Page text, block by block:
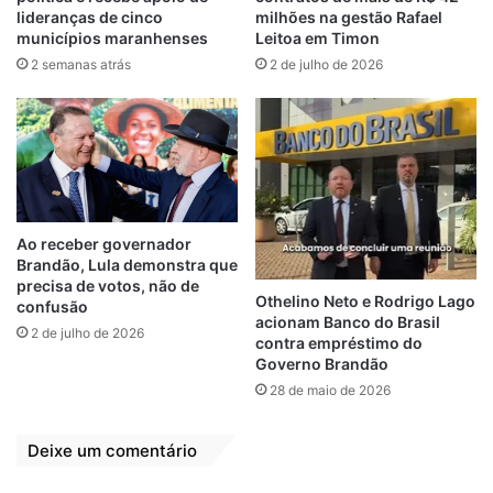
lideranças de cinco
municípios maranhenses
2 semanas atrás
milhões na gestão Rafael
Leitoa em Timon
2 de julho de 2026
Ao receber governador
Brandão, Lula demonstra que
precisa de votos, não de
confusão
2 de julho de 2026
Othelino Neto e Rodrigo Lago
acionam Banco do Brasil
contra empréstimo do
Governo Brandão
28 de maio de 2026
Deixe um comentário